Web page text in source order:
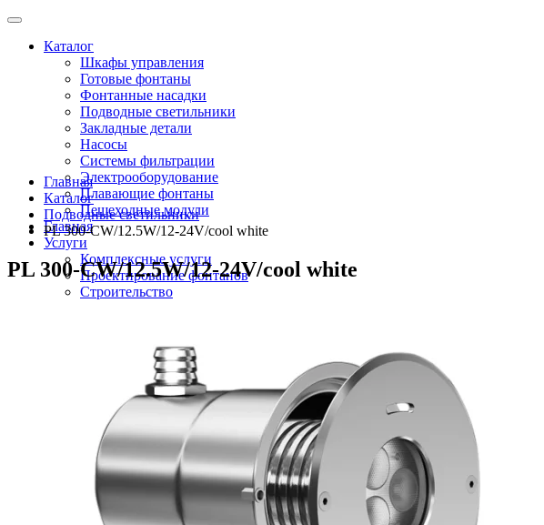
Каталог
Шкафы управления
Готовые фонтаны
Фонтанные насадки
Подводные светильники
Закладные детали
Насосы
Системы фильтрации
Электрооборудование
Плавающие фонтаны
Пешеходные модули
Главная
Услуги
Комплексные услуги
Проектирование фонтанов
Строительство
Доставка \ Оплата
info@inoprom.ru
+7 (495) 374-90-93
Главная
Каталог
Подводные светильники
PL 300-CW/12.5W/12-24V/cool white
PL 300-CW/12.5W/12-24V/cool white